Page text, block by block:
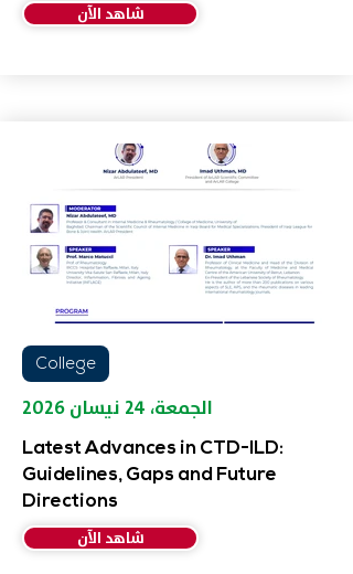
شاهد الآن
College
الجمعة، ٢٤ نيسان ٢٠٢٦
Latest Advances in CTD-ILD:
Guidelines, Gaps and Future
Directions
شاهد الآن